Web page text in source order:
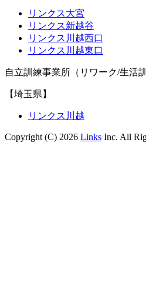
リンクス大宮
リンクス新越谷
リンクス川越西口
リンクス川越東口
自立訓練事業所（リワーク/生活訓
【埼玉県】
リンクス川越
Copyright (C) 2026 Links Inc. All